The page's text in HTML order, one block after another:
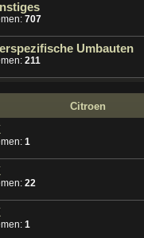
707
Umbauten
211
Citroen
1
22
1